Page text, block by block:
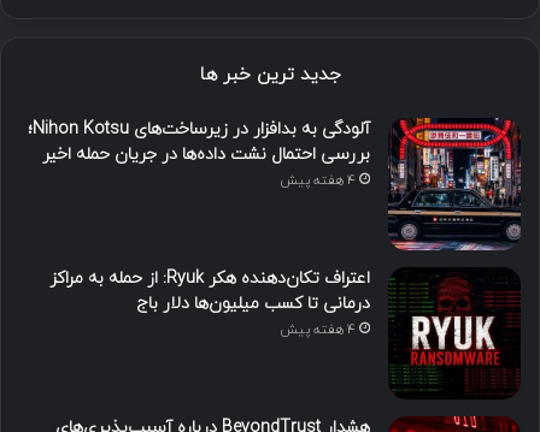
جدید ترین خبر ها
آلودگی به بدافزار در زیرساخت‌های Nihon Kotsu؛
بررسی احتمال نشت داده‌ها در جریان حمله اخیر
4 هفته پیش
اعتراف تکان‌دهنده هکر Ryuk: از حمله به مراکز
درمانی تا کسب میلیون‌ها دلار باج
4 هفته پیش